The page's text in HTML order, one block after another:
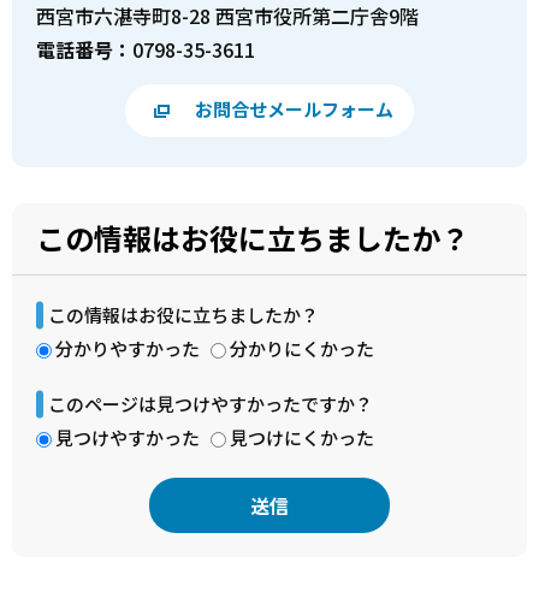
西宮市六湛寺町8-28 西宮市役所第二庁舎9階
電話番号： 0798-35-3611
お問合せメールフォーム
この情報はお役に立ちましたか？
この情報はお役に立ちましたか？
分かりやすかった
分かりにくかった
このページは見つけやすかったですか？
見つけやすかった
見つけにくかった